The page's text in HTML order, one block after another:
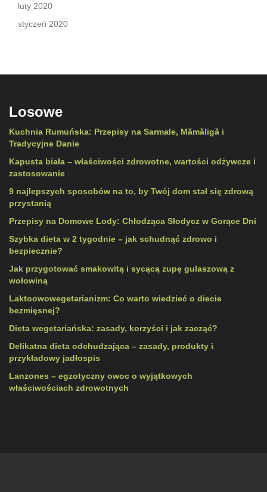
luty 2020
styczeń 2020
Losowe
Kuchnia Rumuńska: Przepisy na Sarmale, Mămăligă i
Tradycyjne Danie
Kapusta biała – właściwości zdrowotne, wartości odżywcze i
zastosowanie
9 najlepszych sposobów na to, by Twój dom stał się zdrową
przystanią
Przepisy na Domowe Lody: Chłodząca Słodycz w Gorące Dni
Szybka dieta w 2 tygodnie – jak schudnąć zdrowo i
bezpiecznie?
Jak przygotować smakowitą i sycącą zupę gulaszową z
wołowiną
Laktoowowegetarianizm: Co warto wiedzieć o diecie
bezmięsnej?
Dieta wegetariańska: zasady, korzyści i jak zacząć?
Delikatna dieta odchudzająca – zasady, produkty i
przykładowy jadłospis
Lanzones – egzotyczny owoc o wyjątkowych
właściwościach zdrowotnych